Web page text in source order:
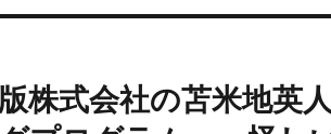
株式会社の苫米地英